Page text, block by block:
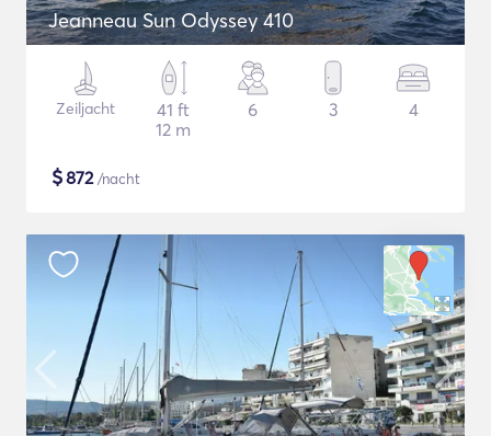
Jeanneau Sun Odyssey 410
Zeiljacht
41 ft
12 m
6 3 4
$872/nacht